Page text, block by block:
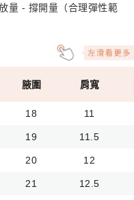
量 - 撐開量（合理彈性範
腋圍 肩寬
18 11
19 11.5
20 12
21 12.5